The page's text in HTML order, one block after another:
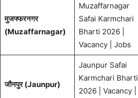
मुजफ्फरनगर
(Muzaffarnagar)
Muzaffarnagar
Safai Karmchari
Bharti 2026 |
Vacancy | Jobs
जौनपुर (Jaunpur)
Jaunpur Safai
Karmchari Bharti
2026 | Vacancy |